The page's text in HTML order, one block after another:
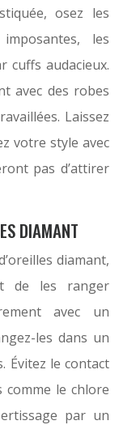
osez les
les
cuffs audacieux.
avec des robes
Laissez
votre style avec
pas d’attirer
DIAMANT
diamant,
de les ranger
avec un
les dans un
Évitez le contact
comme le chlore
par un